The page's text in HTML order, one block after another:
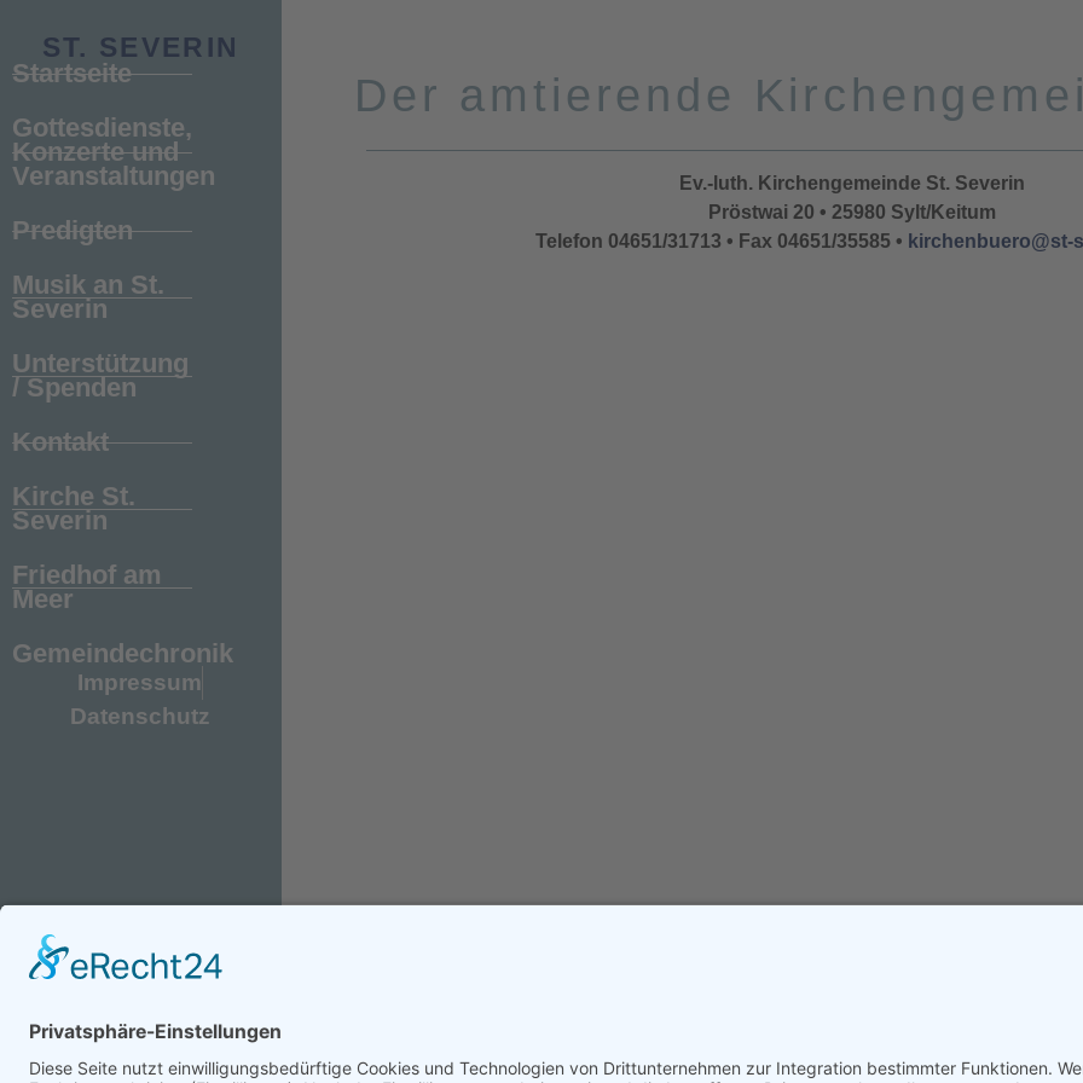
ST. SEVERIN
Startseite
Gottesdienste,
Konzerte und
Veranstaltungen
Predigten
Musik an St.
Severin
Unterstützung
/ Spenden
Kontakt
Kirche St.
Severin
Friedhof am
Meer
Gemeindechronik
Impressum
Datenschutz
Der amtierende
Ev.-luth. Kirchengemeinde St. Severin
Pröstwai 20 • 25980 Sylt/Keitum
Telefon 04651/31713 • Fax 04651/35585 • kirchenbuero@st-